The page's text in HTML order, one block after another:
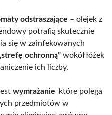
odstraszające – olejek z
potrafią skutecznie
się w zainfekowanych
ochronną” wokół łóżek
ich liczby.
wymrażanie, które polega
przedmiotów w